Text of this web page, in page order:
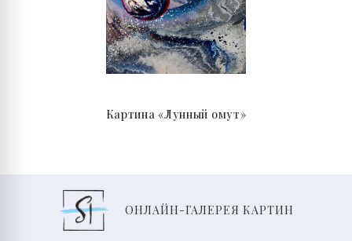
Картина «Лунный омут»
ОНЛАЙН-ГАЛЕРЕЯ КАРТИН